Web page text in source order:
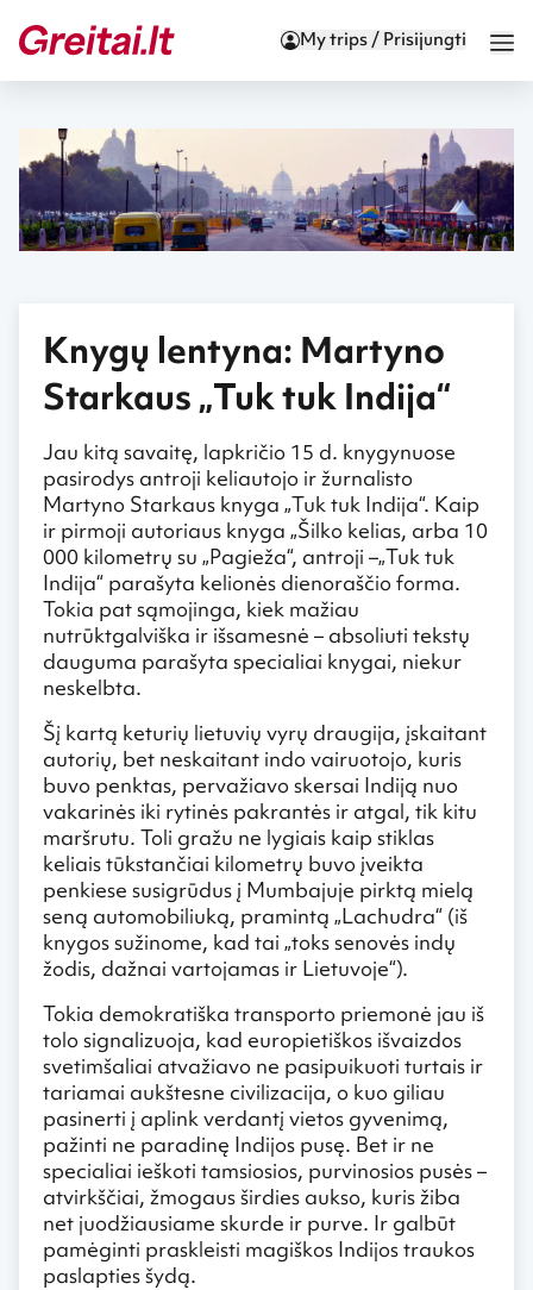
My trips / Prisijungti
Knygų lentyna: Martyno
Starkaus „Tuk tuk Indija“
Jau kitą savaitę, lapkričio 15 d. knygynuose
pasirodys antroji keliautojo ir žurnalisto
Martyno Starkaus knyga „Tuk tuk Indija“. Kaip
ir pirmoji autoriaus knyga „Šilko kelias, arba 10
000 kilometrų su „Pagieža“, antroji –„Tuk tuk
Indija“ parašyta kelionės dienoraščio forma.
Tokia pat sąmojinga, kiek mažiau
nutrūktgalviška ir išsamesnė – absoliuti tekstų
dauguma parašyta specialiai knygai, niekur
neskelbta.
Šį kartą keturių lietuvių vyrų draugija, įskaitant
autorių, bet neskaitant indo vairuotojo, kuris
buvo penktas, pervažiavo skersai Indiją nuo
vakarinės iki rytinės pakrantės ir atgal, tik kitu
maršrutu. Toli gražu ne lygiais kaip stiklas
keliais tūkstančiai kilometrų buvo įveikta
penkiese susigrūdus į Mumbajuje pirktą mielą
seną automobiliuką, pramintą „Lachudra“ (iš
knygos sužinome, kad tai „toks senovės indų
žodis, dažnai vartojamas ir Lietuvoje“).
Tokia demokratiška transporto priemonė jau iš
tolo signalizuoja, kad europietiškos išvaizdos
svetimšaliai atvažiavo ne pasipuikuoti turtais ir
tariamai aukštesne civilizacija, o kuo giliau
pasinerti į aplink verdantį vietos gyvenimą,
pažinti ne paradinę Indijos pusę. Bet ir ne
specialiai ieškoti tamsiosios, purvinosios pusės –
atvirkščiai, žmogaus širdies aukso, kuris žiba
net juodžiausiame skurde ir purve. Ir galbūt
pamėginti praskleisti magiškos Indijos traukos
paslapties šydą.